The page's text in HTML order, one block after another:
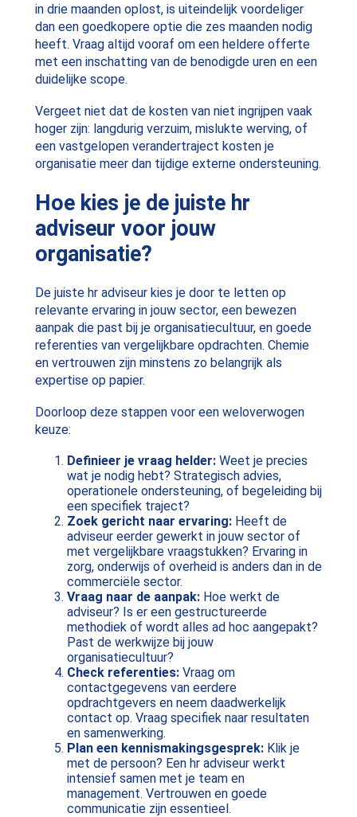
in drie maanden oplost, is uiteindelijk voordeliger
dan een goedkopere optie die zes maanden nodig
heeft. Vraag altijd vooraf om een heldere offerte
met een inschatting van de benodigde uren en een
duidelijke scope.
Vergeet niet dat de kosten van niet ingrijpen vaak
hoger zijn: langdurig verzuim, mislukte werving, of
een vastgelopen verandertraject kosten je
organisatie meer dan tijdige externe ondersteuning.
Hoe kies je de juiste hr
adviseur voor jouw
organisatie?
De juiste hr adviseur kies je door te letten op
relevante ervaring in jouw sector, een bewezen
aanpak die past bij je organisatiecultuur, en goede
referenties van vergelijkbare opdrachten. Chemie
en vertrouwen zijn minstens zo belangrijk als
expertise op papier.
Doorloop deze stappen voor een weloverwogen
keuze:
Definieer je vraag helder:Weet je precies
wat je nodig hebt? Strategisch advies,
operationele ondersteuning, of begeleiding bij
een specifiek traject?
Zoek gericht naar ervaring:Heeft de
adviseur eerder gewerkt in jouw sector of
met vergelijkbare vraagstukken? Ervaring in
zorg, onderwijs of overheid is anders dan in de
commerciële sector.
Vraag naar de aanpak:Hoe werkt de
adviseur? Is er een gestructureerde
methodiek of wordt alles ad hoc aangepakt?
Past de werkwijze bij jouw
organisatiecultuur?
Check referenties:Vraag om
contactgegevens van eerdere
opdrachtgevers en neem daadwerkelijk
contact op. Vraag specifiek naar resultaten
en samenwerking.
Plan een kennismakingsgesprek:Klik je
met de persoon? Een hr adviseur werkt
intensief samen met je team en
management. Vertrouwen en goede
communicatie zijn essentieel.